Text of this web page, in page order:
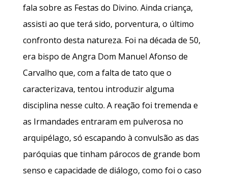
fala sobre as Festas do Divino. Ainda criança,
assisti ao que terá sido, porventura, o último
confronto desta natureza. Foi na década de 50,
era bispo de Angra Dom Manuel Afonso de
Carvalho que, com a falta de tato que o
caracterizava, tentou introduzir alguma
disciplina nesse culto. A reação foi tremenda e
as Irmandades entraram em pulverosa no
arquipélago, só escapando à convulsão as das
paróquias que tinham párocos de grande bom
senso e capacidade de diálogo, como foi o caso